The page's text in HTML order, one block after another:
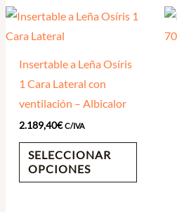
Insertable a Leña Osíris
1 Cara Lateral con
ventilación – Albicalor
2.189,40€ C/IVA
SELECCIONAR
OPCIONES